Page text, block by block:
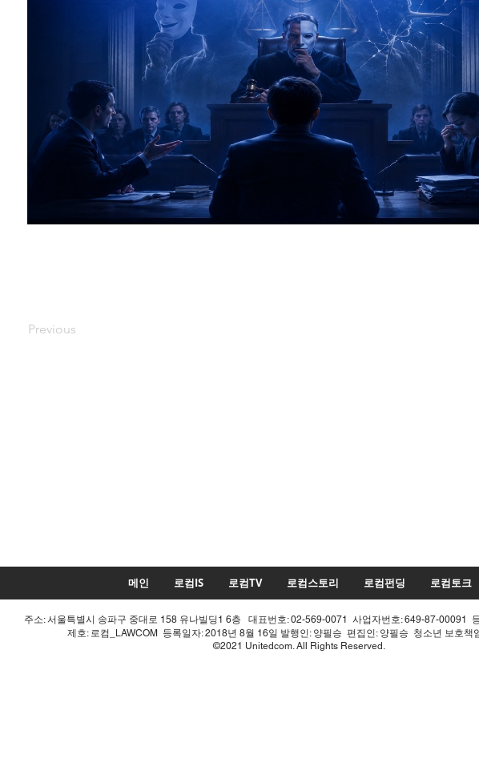
Previous
메인 로컴IS 로컴TV 로컴스토리 로컴펀딩 로컴토크
주소: 서울특별시 송파구 중대로 158 유나빌딩1 6층 대표번호: 02-569-0071 사업자번호: 649-87-00091
제호: 로컴_LAWCOM 등록일자: 2018년 8월 16일 발행인: 양필승 편집인: 양필승 청소년 보호
©2021 Unitedcom. All Rights Reserved.